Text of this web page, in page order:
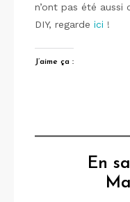
n’ont pas été aussi
DIY, regarde ici !
J’aime ça :
En